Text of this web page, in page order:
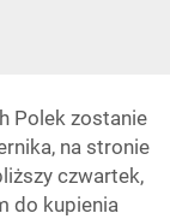
Polek zostanie
na stronie
czwartek,
do kupienia